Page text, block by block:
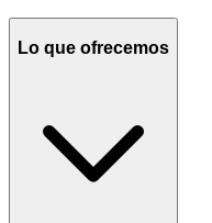
Lo que ofrecemos